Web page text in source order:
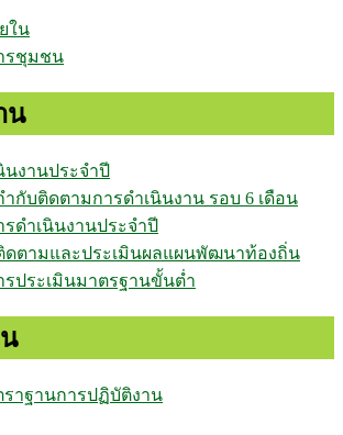
ใน
รชุมชน
น
นงานประจำปี
ำกับติดตามการดำเนินงาน รอบ 6 เดือน
ดำเนินงานประจำปี
ดตามและประเมินผลแผนพัฒนาท้องถิ่น
รประเมินมาตรฐานขั้นต่ำ
าฐานการปฏิบัติงาน